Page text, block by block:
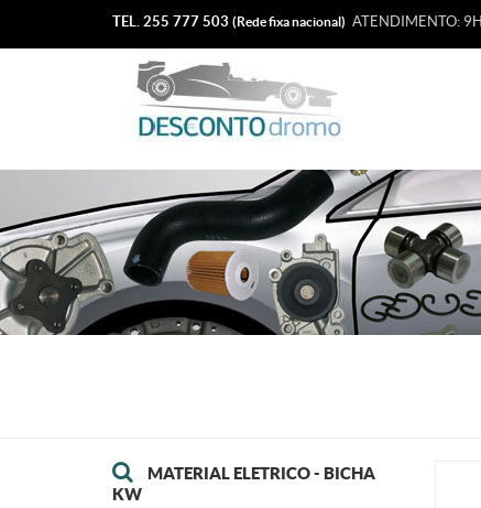
TEL. 255 777 503 (Rede fixa nacional) ATENDIMENTO:
MATERIAL ELETRICO - BICHA
KW